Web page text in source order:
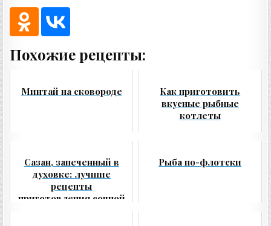
Похожие рецепты:
Минтай на сковороде
Как приготовить
вкусные рыбные
котлеты
Сазан, запеченный в
духовке: лучшие
рецепты
приготовления сочной
Рыба по-флотски